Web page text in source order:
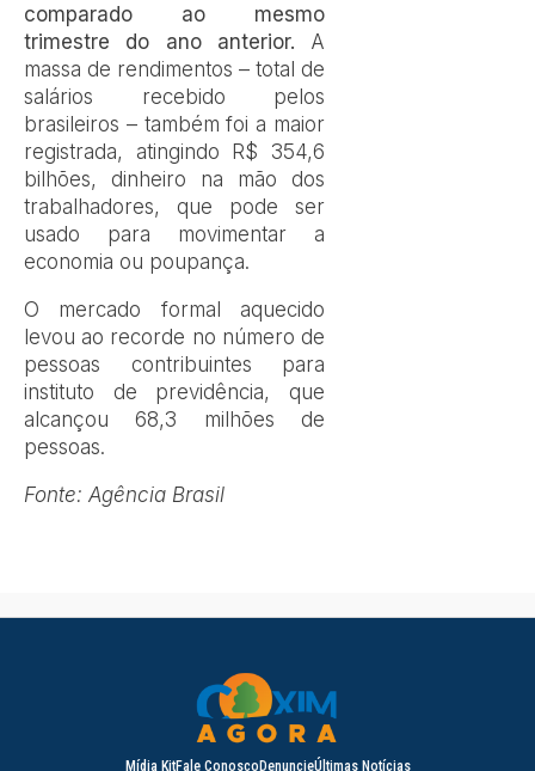
comparado ao mesmo
trimestre do ano anterior. A
massa de rendimentos – total de
salários recebido pelos
brasileiros – também foi a maior
registrada, atingindo R$ 354,6
bilhões, dinheiro na mão dos
trabalhadores, que pode ser
usado para movimentar a
economia ou poupança.
O mercado formal aquecido
levou ao recorde no número de
pessoas contribuintes para
instituto de previdência, que
alcançou 68,3 milhões de
pessoas.
Fonte: Agência Brasil
Mídia KitFale ConoscoDenuncieÚltimas Notícias